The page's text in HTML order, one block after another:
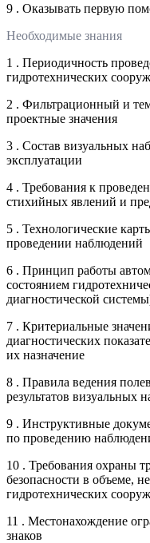
9 . Оказывать первую
Необходимые знания
1 . Периодичность
гидротехнических
2 . Фильтрационный и
проектные значения
3 . Состав визуальных
эксплуатации
4 . Требования к
стихийных явлений и
5 . Технологические
проведении наблюдений
6 . Принцип работы
состоянием
диагностической
7 . Критериальные
диагностических
их назначение
8 . Правила ведения
результатов визуальных
9 . Инструктивные
по проведению
10 . Требования охраны
безопасности в объеме,
гидротехнических
11 . Местонахождение
знаков